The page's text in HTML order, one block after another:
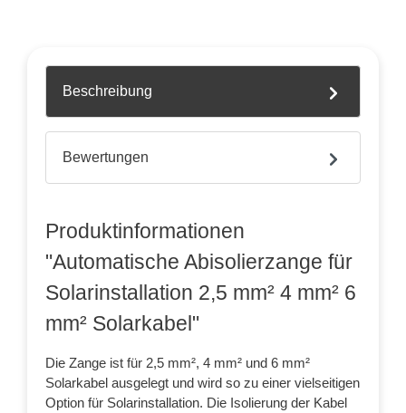
Beschreibung
Bewertungen
Produktinformationen
"Automatische Abisolierzange für
Solarinstallation 2,5 mm² 4 mm² 6
mm² Solarkabel"
Die Zange ist für 2,5 mm², 4 mm² und 6 mm²
Solarkabel ausgelegt und wird so zu einer vielseitigen
Option für Solarinstallation. Die Isolierung der Kabel